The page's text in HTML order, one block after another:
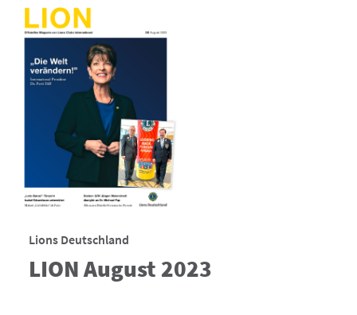
Lions Deutschland
LION August 2023